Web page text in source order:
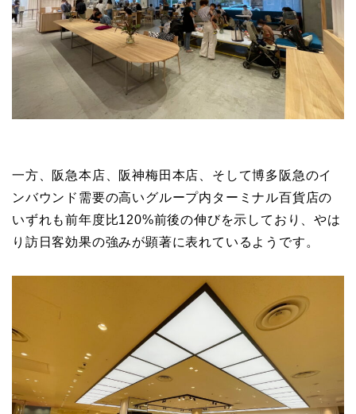
一方、阪急本店、阪神梅田本店、そして博多阪急のイ
ンバウンド需要の高いグループ内ターミナル百貨店の
いずれも前年度比120%前後の伸びを示しており、やは
り訪日客効果の強みが顕著に表れているようです。